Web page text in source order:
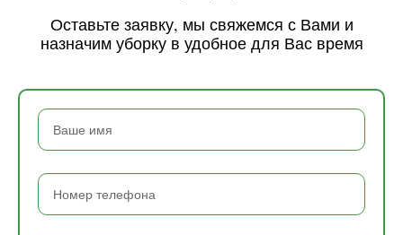
Оставьте заявку, мы свяжемся с Вами и
назначим уборку в удобное для Вас время